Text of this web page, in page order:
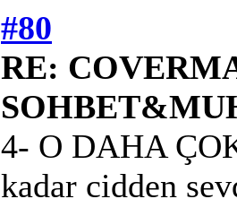
#80
RE:
4- O DAHA
kadar cidden